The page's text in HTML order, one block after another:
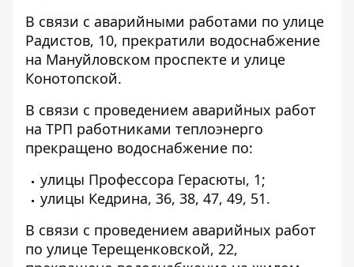
В связи с аварийными работами по улице
Радистов, 10, прекратили водоснабжение
на Мануйловском проспекте и улице
Конотопской.
В связи с проведением аварийных работ
на ТРП работниками теплоэнерго
прекращено водоснабжение по:
улицы Профессора Герасюты, 1;
улицы Кедрина, 36, 38, 47, 49, 51.
В связи с проведением аварийных работ
по улице Терещенковской, 22,